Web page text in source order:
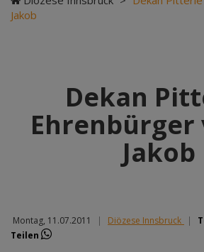
Jakob
Dekan
Ehrenbürger
Jakob
Montag, 11.07.2011 | Diözese Innsbruck |
Teilen